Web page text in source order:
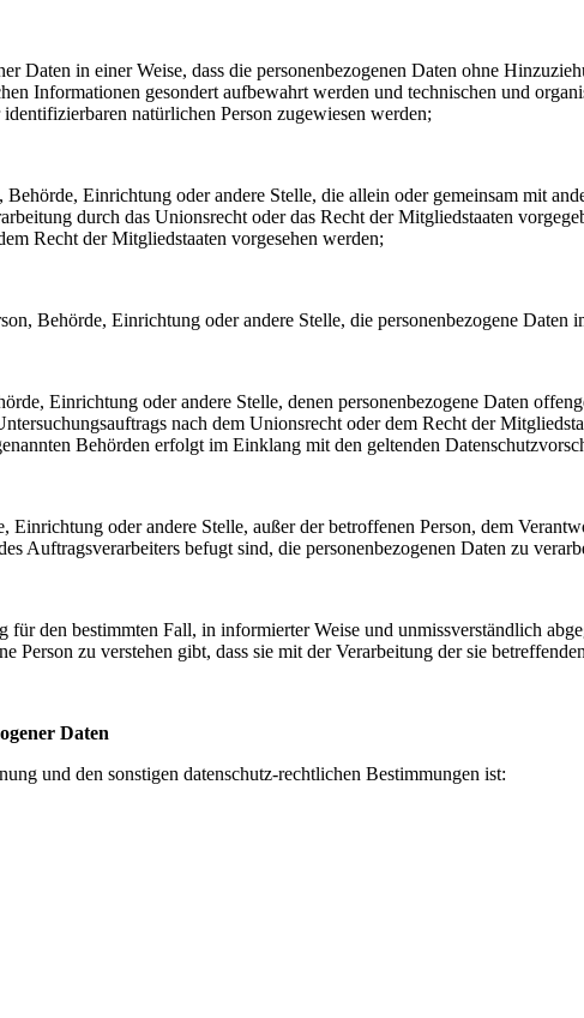
Daten in einer Weise, dass die personenbezogenen Daten ohne
Informationen gesondert aufbewahrt werden und technischen und
natürlichen Person zugewiesen werden;
Einrichtung oder andere Stelle, die allein oder gemeinsam mit
durch das Unionsrecht oder das Recht der Mitgliedstaaten
Recht der Mitgliedstaaten vorgesehen werden;
Behörde, Einrichtung oder andere Stelle, die personenbezogene Daten
Einrichtung oder andere Stelle, denen personenbezogene Daten
nach dem Unionsrecht oder dem Recht der
Behörden erfolgt im Einklang mit den geltenden
oder andere Stelle, außer der betroffenen Person, dem
Auftragsverarbeiters befugt sind, die personenbezogenen Daten zu
den bestimmten Fall, in informierter Weise und unmissverständlich
Person zu verstehen gibt, dass sie mit der Verarbeitung der sie
Daten
und den sonstigen datenschutz-rechtlichen Bestimmungen ist: